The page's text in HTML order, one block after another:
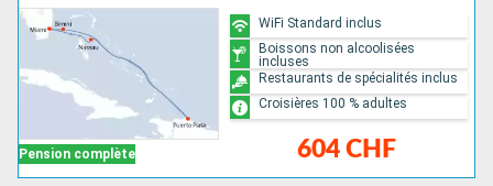
Pension complète 604 CHF
WiFi Standard inclus
Boissons non alcoolisées
incluses
Restaurants de spécialités inclus
Croisières 100 % adultes